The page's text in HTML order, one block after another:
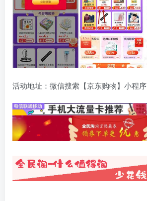
活动地址：微信搜索【京东购物】小程序